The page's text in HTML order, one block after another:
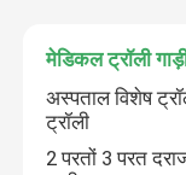
मेडिकल ट्रॉली
अस्पताल विशेष
ट्रॉली
2 परतों 3 परत